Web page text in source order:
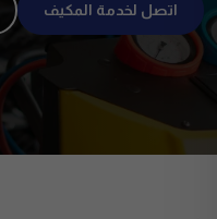
اتصل لخدمة المكيف